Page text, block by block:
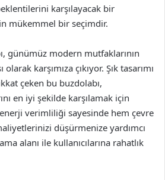
karşılayacak bir
mükemmel bir seçimdir.
günümüz modern mutfaklarının
karşımıza çıkıyor. Şık tasarımı
çeken bu buzdolabı,
en iyi şekilde karşılamak için
enerji verimliliği sayesinde hem çevre
düşürmenize yardımcı
alanı ile kullanıcılarına rahatlık